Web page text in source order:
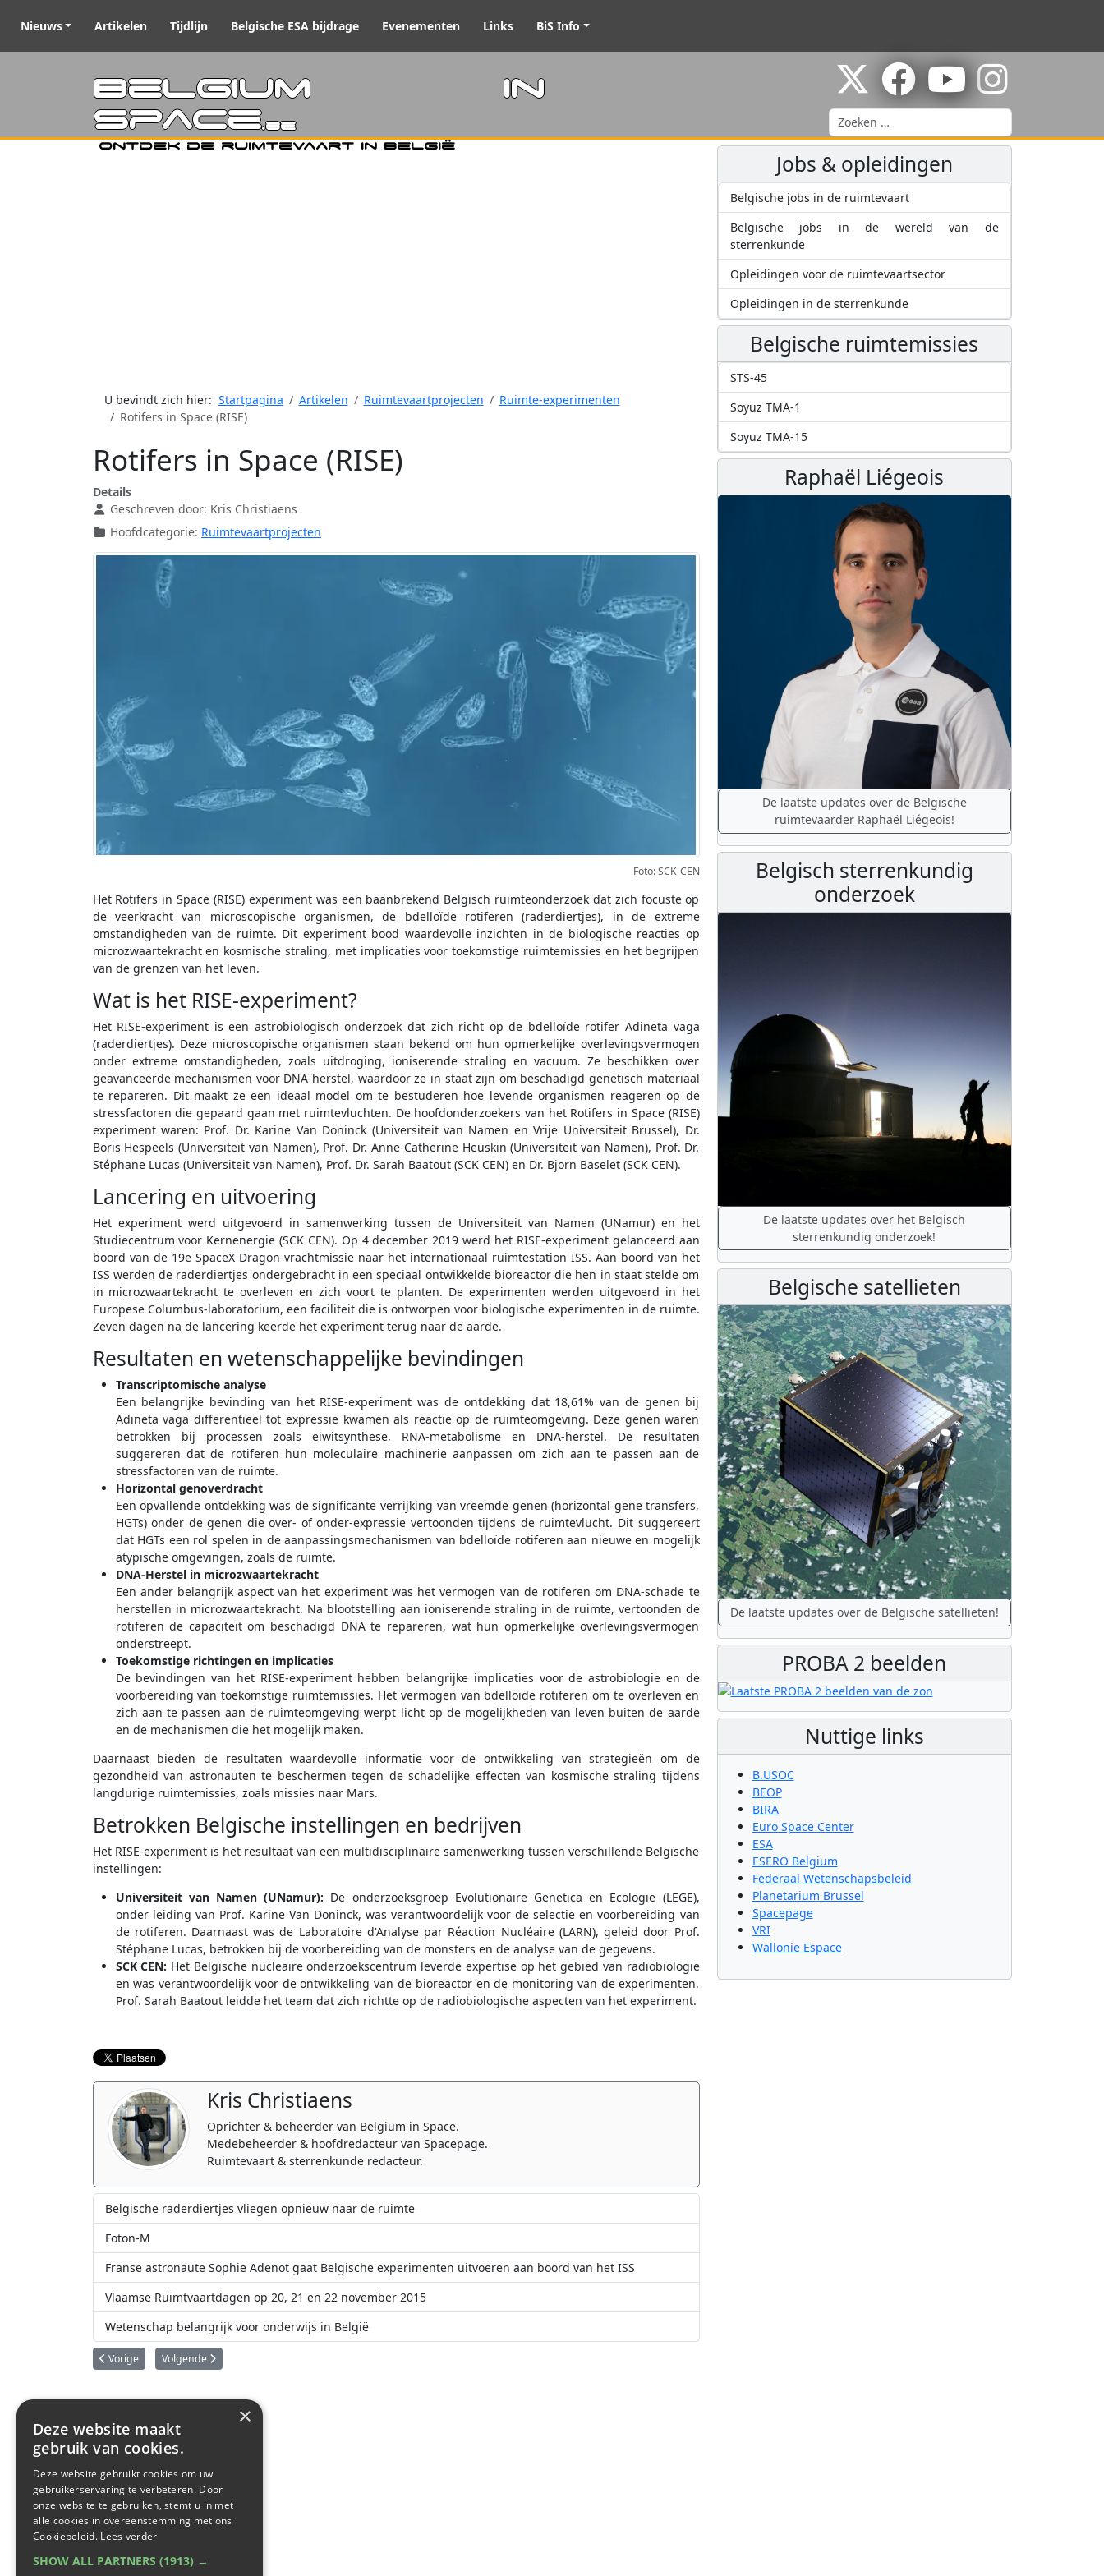
Nieuws Artikelen Tijdlijn Belgische ESA bijdrage Evenementen Links BiS Info
Belgium in
Space.be
Ontdek de ruimtevaart in België
Zoeken
U bevindt zich hier: Startpagina Artikelen Ruimtevaartprojecten
Ruimte-experimenten
Rotifers in Space (RISE)
Rotifers in Space (RISE)
Details
Geschreven door: Kris Christiaens
Hoofdcategorie: Ruimtevaartprojecten
Foto: SCK-CEN
Het Rotifers in Space (RISE) experiment was een baanbrekend Belgisch ruimteonderzoek dat zich focuste op
de veerkracht van microscopische organismen, de bdelloïde rotiferen (raderdiertjes), in de extreme
omstandigheden van de ruimte. Dit experiment bood waardevolle inzichten in de biologische reacties op
microzwaartekracht en kosmische straling, met implicaties voor toekomstige ruimtemissies en het begrijpen
van de grenzen van het leven.
Wat is het RISE-experiment?
Het RISE-experiment is een astrobiologisch onderzoek dat zich richt op de bdelloïde rotifer Adineta vaga
(raderdiertjes). Deze microscopische organismen staan bekend om hun opmerkelijke overlevingsvermogen
onder extreme omstandigheden, zoals uitdroging, ioniserende straling en vacuum. Ze beschikken over
geavanceerde mechanismen voor DNA-herstel, waardoor ze in staat zijn om beschadigd genetisch materiaal
te repareren. Dit maakt ze een ideaal model om te bestuderen hoe levende organismen reageren op de
stressfactoren die gepaard gaan met ruimtevluchten. De hoofdonderzoekers van het Rotifers in Space (RISE)
experiment waren: Prof. Dr. Karine Van Doninck (Universiteit van Namen en Vrije Universiteit Brussel), Dr.
Boris Hespeels (Universiteit van Namen), Prof. Dr. Anne-Catherine Heuskin (Universiteit van Namen), Prof. Dr.
Stéphane Lucas (Universiteit van Namen), Prof. Dr. Sarah Baatout (SCK CEN) en Dr. Bjorn Baselet (SCK CEN).
Lancering en uitvoering
Het experiment werd uitgevoerd in samenwerking tussen de Universiteit van Namen (UNamur) en het
Studiecentrum voor Kernenergie (SCK CEN). Op 4 december 2019 werd het RISE-experiment gelanceerd aan
boord van de 19e SpaceX Dragon-vrachtmissie naar het internationaal ruimtestation ISS. Aan boord van het
ISS werden de raderdiertjes ondergebracht in een speciaal ontwikkelde bioreactor die hen in staat stelde om
in microzwaartekracht te overleven en zich voort te planten. De experimenten werden uitgevoerd in het
Europese Columbus-laboratorium, een faciliteit die is ontworpen voor biologische experimenten in de ruimte.
Zeven dagen na de lancering keerde het experiment terug naar de aarde.
Resultaten en wetenschappelijke bevindingen
Transcriptomische analyse
Een belangrijke bevinding van het RISE-experiment was de ontdekking dat 18,61% van de genen bij
Adineta vaga differentieel tot expressie kwamen als reactie op de ruimteomgeving. Deze genen waren
betrokken bij processen zoals eiwitsynthese, RNA-metabolisme en DNA-herstel. De resultaten
suggereren dat de rotiferen hun moleculaire machinerie aanpassen om zich aan te passen aan de
stressfactoren van de ruimte.
Horizontal genoverdracht
Een opvallende ontdekking was de significante verrijking van vreemde genen (horizontal gene transfers,
HGTs) onder de genen die over- of onder-expressie vertoonden tijdens de ruimtevlucht. Dit suggereert
dat HGTs een rol spelen in de aanpassingsmechanismen van bdelloïde rotiferen aan nieuwe en mogelijk
atypische omgevingen, zoals de ruimte.
DNA-Herstel in microzwaartekracht
Een ander belangrijk aspect van het experiment was het vermogen van de rotiferen om DNA-schade te
herstellen in microzwaartekracht. Na blootstelling aan ioniserende straling in de ruimte, vertoonden de
rotiferen de capaciteit om beschadigd DNA te repareren, wat hun opmerkelijke overlevingsvermogen
onderstreept.
Toekomstige richtingen en implicaties
De bevindingen van het RISE-experiment hebben belangrijke implicaties voor de astrobiologie en de
voorbereiding van toekomstige ruimtemissies. Het vermogen van bdelloïde rotiferen om te overleven en
zich aan te passen aan de ruimteomgeving werpt licht op de mogelijkheden van leven buiten de aarde
en de mechanismen die het mogelijk maken.
Daarnaast bieden de resultaten waardevolle informatie voor de ontwikkeling van strategieën om de
gezondheid van astronauten te beschermen tegen de schadelijke effecten van kosmische straling tijdens
langdurige ruimtemissies, zoals missies naar Mars.
Betrokken Belgische instellingen en bedrijven
Het RISE-experiment is het resultaat van een multidisciplinaire samenwerking tussen verschillende Belgische
instellingen:
Universiteit van Namen (UNamur): De onderzoeksgroep Evolutionaire Genetica en Ecologie (LEGE),
onder leiding van Prof. Karine Van Doninck, was verantwoordelijk voor de selectie en voorbereiding van
de rotiferen. Daarnaast was de Laboratoire d'Analyse par Réaction Nucléaire (LARN), geleid door Prof.
Stéphane Lucas, betrokken bij de voorbereiding van de monsters en de analyse van de gegevens.
SCK CEN: Het Belgische nucleaire onderzoekscentrum leverde expertise op het gebied van radiobiologie
en was verantwoordelijk voor de ontwikkeling van de bioreactor en de monitoring van de experimenten.
Prof. Sarah Baatout leidde het team dat zich richtte op de radiobiologische aspecten van het experiment.
Kris Christiaens
Oprichter & beheerder van Belgium in Space.
Medebeheerder & hoofdredacteur van Spacepage.
Ruimtevaart & sterrenkunde redacteur.
Belgische raderdiertjes vliegen opnieuw naar de ruimte
Foton-M
Franse astronaute Sophie Adenot gaat Belgische experimenten uitvoeren aan boord van het ISS
Vlaamse Ruimtvaartdagen op 20, 21 en 22 november 2015
Wetenschap belangrijk voor onderwijs in België
Vorig artikel: Foam Stability
Vorige Volgende artikel: Neurocog
Volgende
Jobs & opleidingen
Belgische jobs in de ruimtevaart
Belgische jobs in de wereld van de
sterrenkunde
Opleidingen voor de ruimtevaartsector
Opleidingen in de sterrenkunde
Belgische ruimtemissies
STS-45
Soyuz TMA-1
Soyuz TMA-15
Raphaël Liégeois
De laatste updates over de Belgische
ruimtevaarder Raphaël Liégeois!
Belgisch sterrenkundig
onderzoek
De laatste updates over het Belgisch
sterrenkundig onderzoek!
Belgische satellieten
De laatste updates over de Belgische satellieten!
PROBA 2 beelden
Nuttige links
B.USOC
BEOP
BIRA
Euro Space Center
ESA
ESERO Belgium
Federaal Wetenschapsbeleid
Planetarium Brussel
Spacepage
VRI
Wallonie Espace
×
Deze website maakt
gebruik van cookies.
Deze website gebruikt cookies om uw
gebruikerservaring te verbeteren. Door
onze website te gebruiken, stemt u in met
alle cookies in overeenstemming met ons
Cookiebeleid. Lees verder
SHOW ALL PARTNERS (1913) →